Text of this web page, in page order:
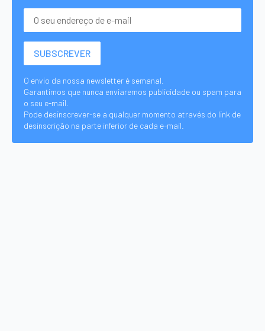
O envio da nossa newsletter é semanal.
Garantimos que nunca enviaremos publicidade ou spam para
o seu e-mail.
Pode desinscrever-se a qualquer momento através do link de
desinscrição na parte inferior de cada e-mail.